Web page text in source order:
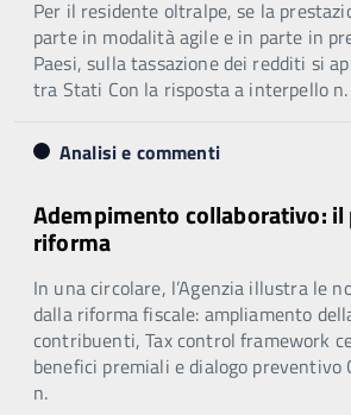
Per il residente oltralpe, se la
parte in modalità agile e in parte in
Paesi, sulla tassazione dei redditi si
tra Stati Con la risposta a interpello n.
Analisi e commenti
Adempimento collaborativo:
riforma
In una circolare, l’Agenzia illustra le
dalla riforma fiscale: ampliamento
contribuenti, Tax control framework
benefici premiali e dialogo preventivo
n.